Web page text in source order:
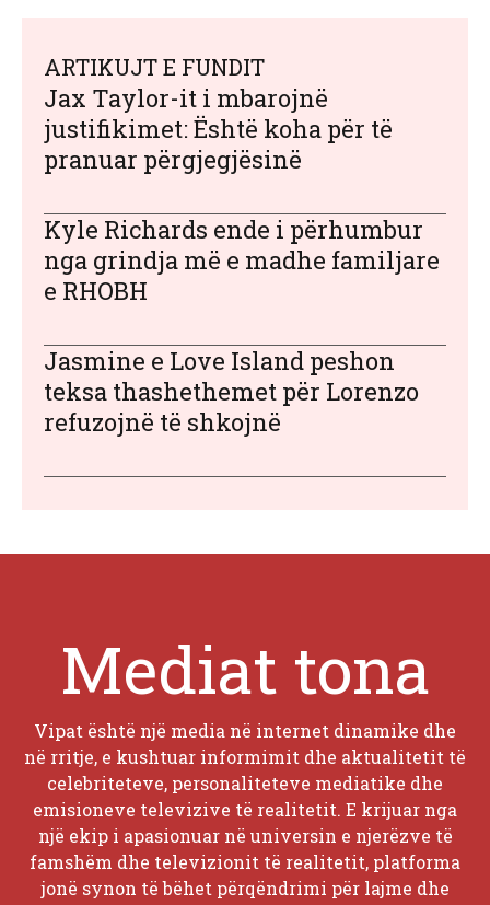
ARTIKUJT E FUNDIT
Jax Taylor-it i mbarojnë
justifikimet: Është koha për të
pranuar përgjegjësinë
Kyle Richards ende i përhumbur
nga grindja më e madhe familjare
e RHOBH
Jasmine e Love Island peshon
teksa thashethemet për Lorenzo
refuzojnë të shkojnë
Mediat tona
Vipat është një media në internet dinamike dhe
në rritje, e kushtuar informimit dhe aktualitetit të
celebriteteve, personaliteteve mediatike dhe
emisioneve televizive të realitetit. E krijuar nga
një ekip i apasionuar në universin e njerëzve të
famshëm dhe televizionit të realitetit, platforma
jonë synon të bëhet përqëndrimi për lajme dhe